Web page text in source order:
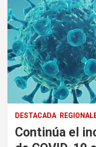
DESTACADA
Continúa el